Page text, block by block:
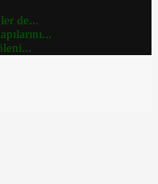
de...